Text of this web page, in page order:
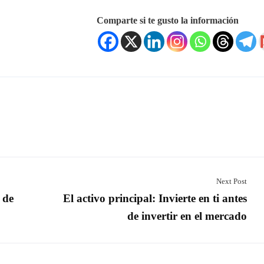
Comparte si te gusto la información
Next Post
El activo principal: Invierte en ti antes
de invertir en el mercado